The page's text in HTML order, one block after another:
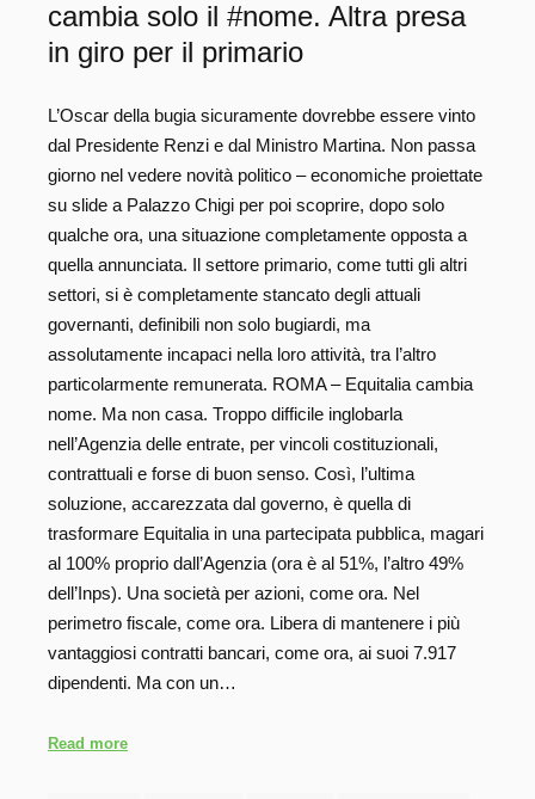
cambia solo il #nome. Altra presa
in giro per il primario
L’Oscar della bugia sicuramente dovrebbe essere vinto
dal Presidente Renzi e dal Ministro Martina. Non passa
giorno nel vedere novità politico – economiche proiettate
su slide a Palazzo Chigi per poi scoprire, dopo solo
qualche ora, una situazione completamente opposta a
quella annunciata. Il settore primario, come tutti gli altri
settori, si è completamente stancato degli attuali
governanti, definibili non solo bugiardi, ma
assolutamente incapaci nella loro attività, tra l’altro
particolarmente remunerata. ROMA – Equitalia cambia
nome. Ma non casa. Troppo difficile inglobarla
nell’Agenzia delle entrate, per vincoli costituzionali,
contrattuali e forse di buon senso. Così, l’ultima
soluzione, accarezzata dal governo, è quella di
trasformare Equitalia in una partecipata pubblica, magari
al 100% proprio dall’Agenzia (ora è al 51%, l’altro 49%
dell’Inps). Una società per azioni, come ora. Nel
perimetro fiscale, come ora. Libera di mantenere i più
vantaggiosi contratti bancari, come ora, ai suoi 7.917
dipendenti. Ma con un…
Read more